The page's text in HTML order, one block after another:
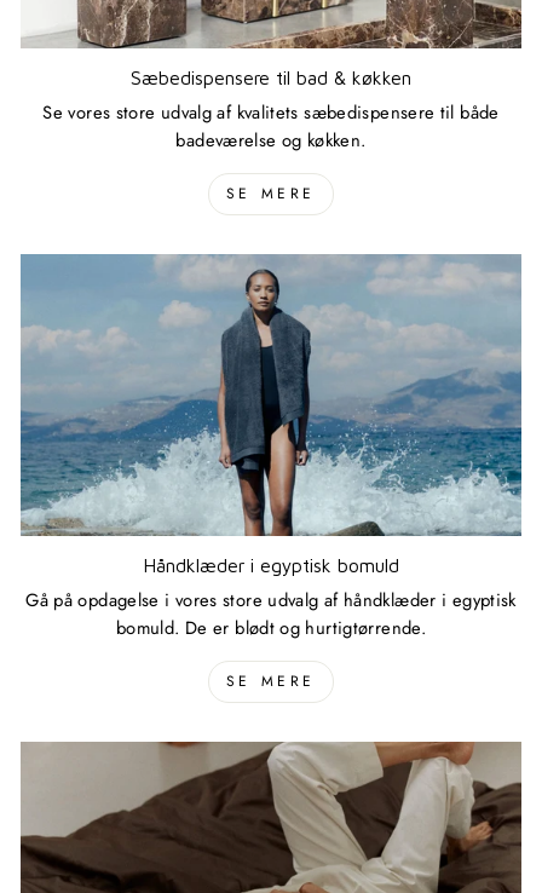
Sæbedispensere til bad & køkken
Se vores store udvalg af kvalitets sæbedispensere til både
badeværelse og køkken.
SE MERE
Håndklæder i egyptisk bomuld
Gå på opdagelse i vores store udvalg af håndklæder i egyptisk
bomuld. De er blødt og hurtigtørrende.
SE MERE